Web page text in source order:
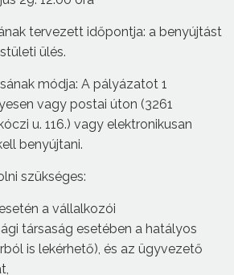
tervezett időpontja: a benyújtást
ülés.
módja: A pályázatot 1
vagy postai úton (3261
u. 116.) vagy elektronikusan
benyújtani.
szükséges:
a vállalkozói
társaság esetében a hatályos
is lekérhető), és az ügyvezető